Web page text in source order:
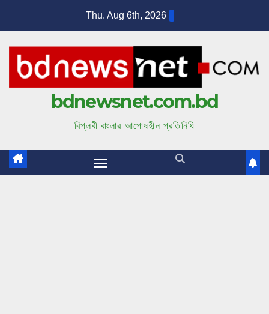
n
Thu. Aug 6th, 2026
bdnewsnet.com.bd
বিপ্লবী বাংলার আপোষহীন প্রতিনিধি